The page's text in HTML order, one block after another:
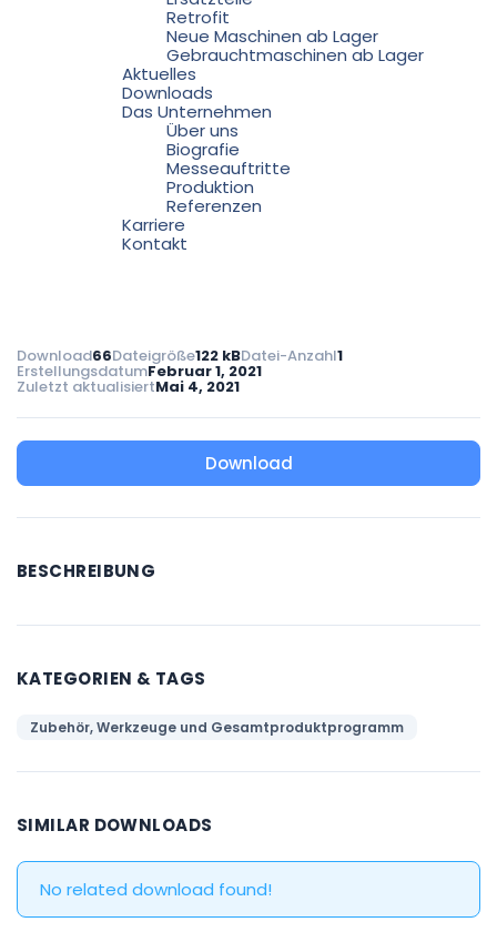
Retrofit
Neue Maschinen ab Lager
Gebrauchtmaschinen ab Lager
Aktuelles
Downloads
Das Unternehmen
Über uns
Biografie
Messeauftritte
Produktion
Referenzen
Karriere
Kontakt
Download66Dateigröße122 kBDatei-Anzahl1
ErstellungsdatumFebruar 1, 2021
Zuletzt aktualisiertMai 4, 2021
Download
BESCHREIBUNG
KATEGORIEN & TAGS
Zubehör, Werkzeuge und Gesamtproduktprogramm
SIMILAR DOWNLOADS
No related download found!